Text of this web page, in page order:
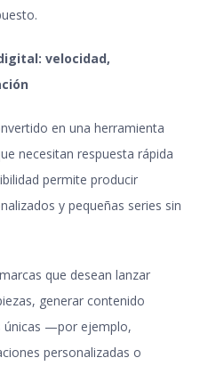
velocidad,
en una herramienta
necesitan respuesta rápida
permite producir
y pequeñas series sin
que desean lanzar
generar contenido
únicas —por ejemplo,
personalizadas o